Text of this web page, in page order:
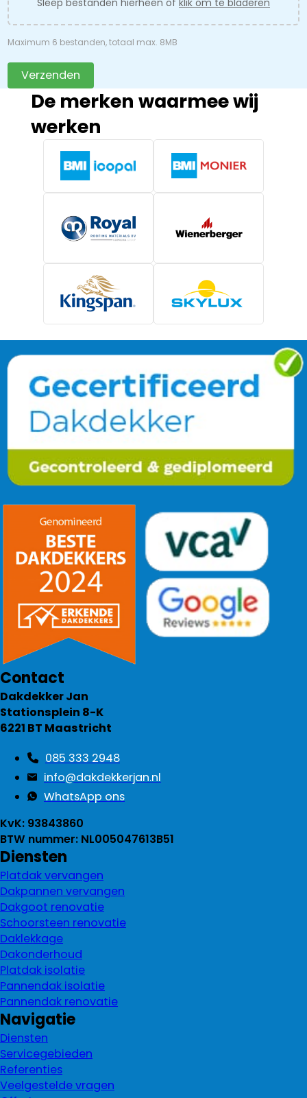
Maximum 6 bestanden, totaal max. 8MB
Verzenden
De merken waarmee wij
werken
Contact
Dakdekker Jan
Stationsplein 8-K
6221 BT Maastricht
085 333 2948
info@dakdekkerjan.nl
WhatsApp ons
KvK: 93843860
BTW nummer: NL005047613B51
Diensten
Platdak vervangen
Dakpannen vervangen
Dakgoot renovatie
Schoorsteen renovatie
Daklekkage
Dakonderhoud
Platdak isolatie
Pannendak isolatie
Pannendak renovatie
Navigatie
Diensten
Servicegebieden
Referenties
Veelgestelde vragen